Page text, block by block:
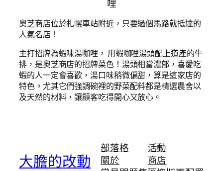
哩
奧芝商店位於札幌車站附近，只要過個馬路就抵達的
人氣名店！
主打招牌為蝦味湯咖哩， 用蝦咖哩湯頭配上道產的牛
排，是奧芝商店的招牌菜色！湯頭相當濃郁，喜愛吃
蝦的人一定會喜歡，湯口味稍微偏甜，算是這家店的
特色。尤其它們強調碗裡的野菜配料都是精選農舍以
及天然的材料，讓顧客吃得開心又放心。
大膽的改動
部落格
關於
活動
商店